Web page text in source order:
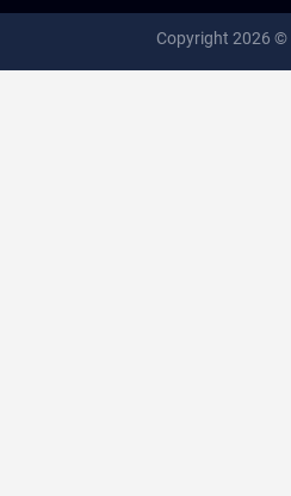
Copyright 2026 ©